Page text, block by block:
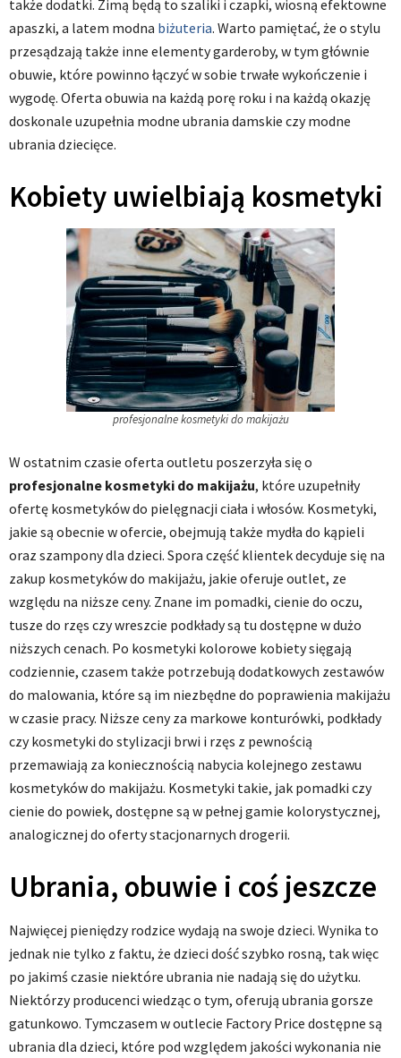
także dodatki. Zimą będą to szaliki i czapki, wiosną efektowne
apaszki, a latem modna biżuteria. Warto pamiętać, że o stylu
przesądzają także inne elementy garderoby, w tym głównie
obuwie, które powinno łączyć w sobie trwałe wykończenie i
wygodę. Oferta obuwia na każdą porę roku i na każdą okazję
doskonale uzupełnia modne ubrania damskie czy modne
ubrania dziecięce.
Kobiety uwielbiają kosmetyki
profesjonalne kosmetyki do makijażu
W ostatnim czasie oferta outletu poszerzyła się o
profesjonalne kosmetyki do makijażu, które uzupełniły
ofertę kosmetyków do pielęgnacji ciała i włosów. Kosmetyki,
jakie są obecnie w ofercie, obejmują także mydła do kąpieli
oraz szampony dla dzieci. Spora część klientek decyduje się na
zakup kosmetyków do makijażu, jakie oferuje outlet, ze
względu na niższe ceny. Znane im pomadki, cienie do oczu,
tusze do rzęs czy wreszcie podkłady są tu dostępne w dużo
niższych cenach. Po kosmetyki kolorowe kobiety sięgają
codziennie, czasem także potrzebują dodatkowych zestawów
do malowania, które są im niezbędne do poprawienia makijażu
w czasie pracy. Niższe ceny za markowe konturówki, podkłady
czy kosmetyki do stylizacji brwi i rzęs z pewnością
przemawiają za koniecznością nabycia kolejnego zestawu
kosmetyków do makijażu. Kosmetyki takie, jak pomadki czy
cienie do powiek, dostępne są w pełnej gamie kolorystycznej,
analogicznej do oferty stacjonarnych drogerii.
Ubrania, obuwie i coś jeszcze
Najwięcej pieniędzy rodzice wydają na swoje dzieci. Wynika to
jednak nie tylko z faktu, że dzieci dość szybko rosną, tak więc
po jakimś czasie niektóre ubrania nie nadają się do użytku.
Niektórzy producenci wiedząc o tym, oferują ubrania gorsze
gatunkowo. Tymczasem w outlecie Factory Price dostępne są
ubrania dla dzieci, które pod względem jakości wykonania nie